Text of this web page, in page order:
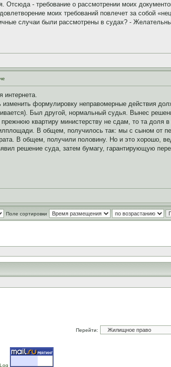
- требование о рассмотрении моих
моих требований повлечет за собой
случаи были рассмотрены в судах? -
интернета.
формулировку неправомерные действия
Был другой, нормальный судья. Вынес
квартиру министерству не сдам, то та
В общем, получилось так: мы с сыном от
В общем, получили половину. Но и это хорошо,
решение суда, затем бумагу, гарантирующую
Поле сортировки
Перейти: